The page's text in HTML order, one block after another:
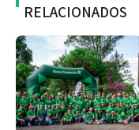
RELACIONADOS